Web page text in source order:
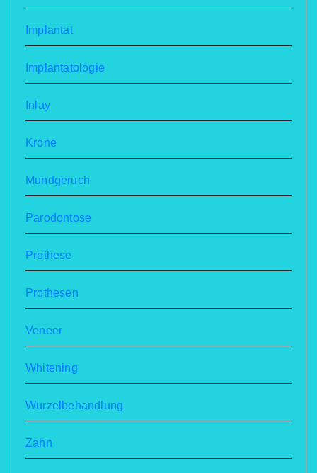
Implantat
Implantatologie
Inlay
Krone
Mundgeruch
Parodontose
Prothese
Prothesen
Veneer
Whitening
Wurzelbehandlung
Zahn